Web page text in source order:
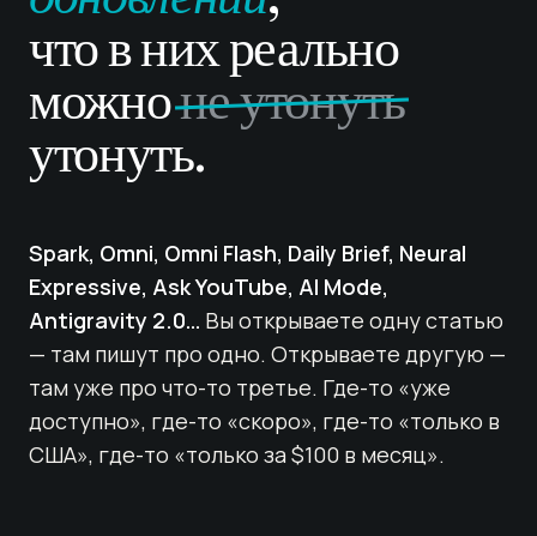
что в них реально
можноне утонуть
утонуть.
Spark, Omni, Omni Flash, Daily Brief, Neural
Expressive, Ask YouTube, AI Mode,
Antigravity 2.0… Вы открываете одну статью
— там пишут про одно. Открываете другую —
там уже про что-то третье. Где-то «уже
доступно», где-то «скоро», где-то «только в
США», где-то «только за $100 в месяц».